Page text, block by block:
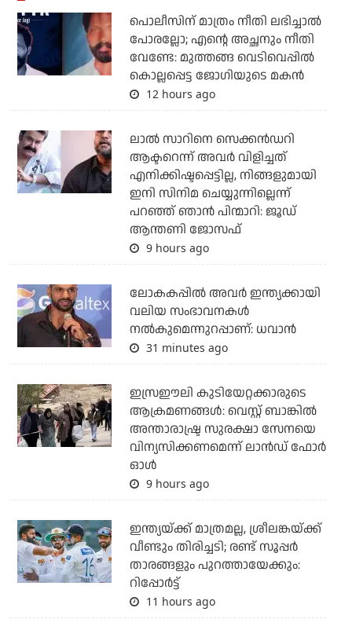
പൊലീസിന് മാത്രം നീതി ലഭിച്ചാല്‍
പോരല്ലോ; എന്റെ അച്ഛനും നീതി
വേണ്ടേ: മുത്തങ്ങ വെടിവെപ്പില്‍
കൊല്ലപ്പെട്ട ജോഗിയുടെ മകന്‍
12 hours ago
ലാല്‍ സാറിനെ സെക്കന്‍ഡറി
ആക്ടറെന്ന് അവര്‍ വിളിച്ചത്
എനിക്കിഷ്ടപ്പെട്ടില്ല, നിങ്ങളുമായി
ഇനി സിനിമ ചെയ്യുന്നില്ലെന്ന്
പറഞ്ഞ് ഞാന്‍ പിന്മാറി: ജൂഡ്
ആന്തണി ജോസഫ്
9 hours ago
ലോകകപ്പിൽ അവര്‍ ഇന്ത്യക്കായി
വലിയ സംഭാവനകള്‍
നല്‍കുമെന്നുറപ്പാണ്: ധവാന്‍
31 minutes ago
ഇസ്രഈലി കുടിയേറ്റക്കാരുടെ
ആക്രമണങ്ങള്‍: വെസ്റ്റ് ബാങ്കില്‍
അന്താരാഷ്ട്ര സുരക്ഷാ സേനയെ
വിന്യസിക്കണമെന്ന് ലാന്‍ഡ് ഫോര്‍
ഓള്‍
9 hours ago
ഇന്ത്യയ്ക്ക് മാത്രമല്ല, ശ്രീലങ്കയ്ക്ക്
വീണ്ടും തിരിച്ചടി; രണ്ട് സൂപ്പര്‍
താരങ്ങളും പുറത്തായേക്കും:
റിപ്പോര്‍ട്ട്
11 hours ago